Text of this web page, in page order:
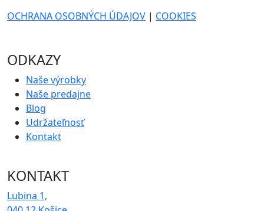
OCHRANA OSOBNÝCH ÚDAJOV | COOKIES
ODKAZY
Naše výrobky
Naše predajne
Blog
Udržateľnosť
Kontakt
KONTAKT
Lubina 1,